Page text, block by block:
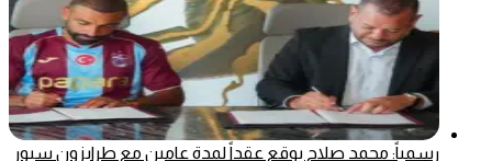
رسمياً: محمد صلاح يوقع عقداً لمدة عامين مع طرابزون سبور